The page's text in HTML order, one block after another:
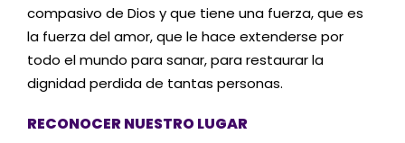
compasivo de Dios y que tiene una fuerza, que es
la fuerza del amor, que le hace extenderse por
todo el mundo para sanar, para restaurar la
dignidad perdida de tantas personas.
RECONOCER NUESTRO LUGAR